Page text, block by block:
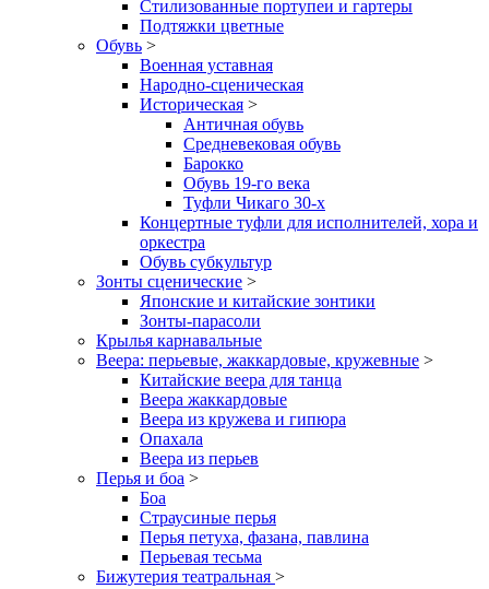
Стилизованные портупеи и гартеры
Подтяжки цветные
Обувь >
Военная уставная
Народно-сценическая
Историческая >
Античная обувь
Средневековая обувь
Барокко
Обувь 19-го века
Туфли Чикаго 30-х
Концертные туфли для исполнителей, хора и
оркестра
Обувь субкультур
Зонты сценические >
Японские и китайские зонтики
Зонты-парасоли
Крылья карнавальные
Веера: перьевые, жаккардовые, кружевные >
Китайские веера для танца
Веера жаккардовые
Веера из кружева и гипюра
Опахала
Веера из перьев
Перья и боа >
Боа
Страусиные перья
Перья петуха, фазана, павлина
Перьевая тесьма
Бижутерия театральная >